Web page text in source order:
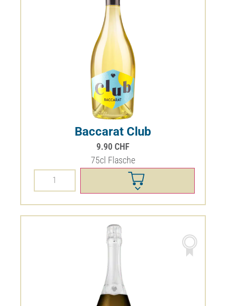
Belles Filles Pinot Noir AOC
Genève
CHF